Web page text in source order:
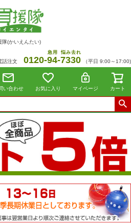
隊(かいえんたい)
話注文 0120-94
急用
-7330
悩み去れ
（平日 9:00～17:00)
い合わせ お気に入り マイページ カート